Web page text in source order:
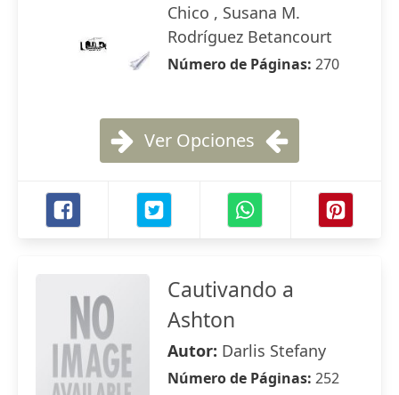
Chico , Susana M.
Rodríguez Betancourt
Número de Páginas: 270
Ver Opciones
Cautivando a
Ashton
Autor: Darlis Stefany
Número de Páginas: 252